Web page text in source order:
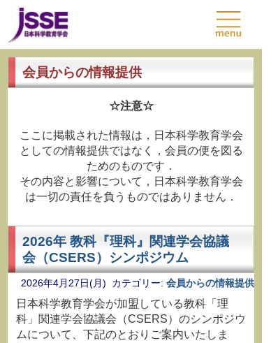
会員からの情報提供
☆注意☆
ここに掲載された情報は，日本科学教育学会
としての情報提供ではなく，会員の便を図る
ためのものです．
その内容と影響について，日本科学教育学会
は一切の責任を負うものではありません．
2026年 教科『理科』関連学会協議
会（CSERS）シンポジウム
2026年4月27日(月) カテゴリー: 会員からの情報提供
日本科学教育学会が加盟している教科「理
科」関連学会協議会（CSERS）のシンポジウ
ムについて、下記のとおりご案内いたしま